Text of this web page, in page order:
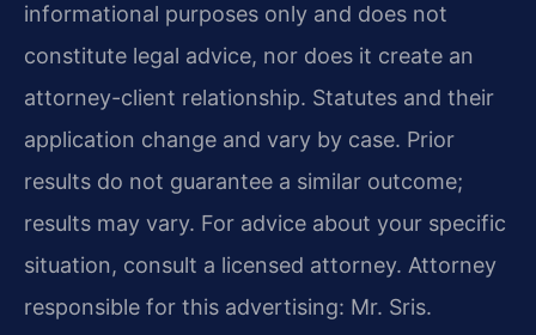
informational purposes only and does not
constitute legal advice, nor does it create an
attorney-client relationship. Statutes and their
application change and vary by case. Prior
results do not guarantee a similar outcome;
results may vary. For advice about your specific
situation, consult a licensed attorney. Attorney
responsible for this advertising: Mr. Sris.